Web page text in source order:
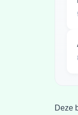
Deze